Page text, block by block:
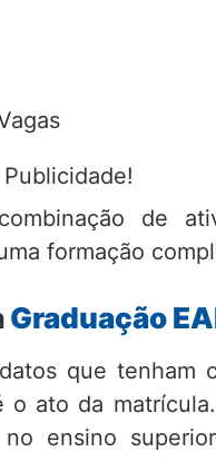
Publicidade!
de
formação
Graduação
que tenham
ato da
ensino